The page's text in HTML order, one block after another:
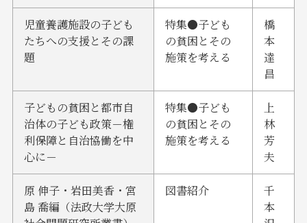
児童養護施設の子ども
たちへの支援とその課
題
特集●子ども
の貧困とその
施策を考える
橋
本
達
昌
子どもの貧困と都市自
治体の子ども政策－権
利保障と自治協働を中
心に－
特集●子ども
の貧困とその
施策を考える
上
林
芳
夫
原 伸子・岩田美香・宮
島 喬編（法政大学大原
図書紹介
千
本